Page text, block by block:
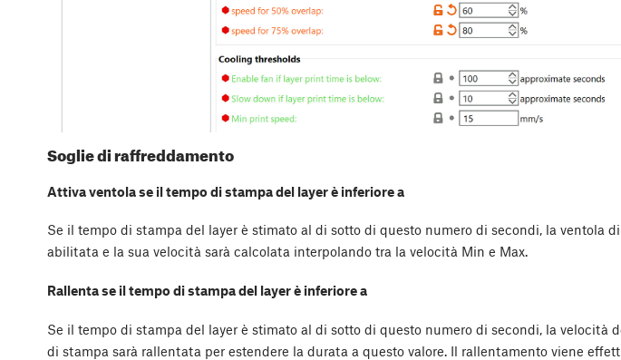
Soglie di raffreddamento
Attiva ventola se il tempo di stampa del layer è inferiore a
Se il tempo di stampa del layer è stimato al di sotto di questo numero di secondi, la ventola
abilitata e la sua velocità sarà calcolata interpolando tra la velocità Min e Max.
Rallenta se il tempo di stampa del layer è inferiore a
Se il tempo di stampa del layer è stimato al di sotto di questo numero di secondi, la velocità
di stampa sarà rallentata per estendere la durata a questo valore. Il rallentamento viene